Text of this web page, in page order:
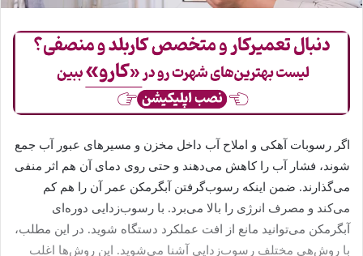
اگر رسوبات آهکی و املاح آب داخل مخزن و مسیرهای عبور آب جمع
شوند، فشار آب را کاهش می‌دهند و حتی روی دمای آن هم اثر منفی
می‌گذارند. ضمن اینکه رسوب‌گرفتن آبگرمکن عمر آن را هم کم
می‌کند و مصرف انرژی را بالا می‌برد. با رسوب‌زدایی دوره‌ای
آبگرمکن می‌توانید مانع از افت عملکرد دستگاه شوید. در این مطلب،
با روش‌هی مختلف رسوب‌زدایی آشنا می‌شوید. این روش‌ها اغلب